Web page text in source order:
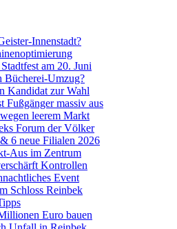
Innenstadt?
am 20. Juni
Bücherei-Umzug?
Kandidat zur Wahl
Fußgänger massiv aus
leerem Markt
Forum der Völker
6 neue Filialen 2026
Aus im Zentrum
Kontrollen
Event
Schloss Reinbek
Euro bauen